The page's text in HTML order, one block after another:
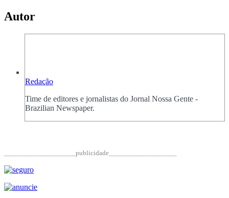
Autor
Redação
Time de editores e jornalistas do Jornal Nossa Gente -
Brazilian Newspaper.
____________________publicidade___________________